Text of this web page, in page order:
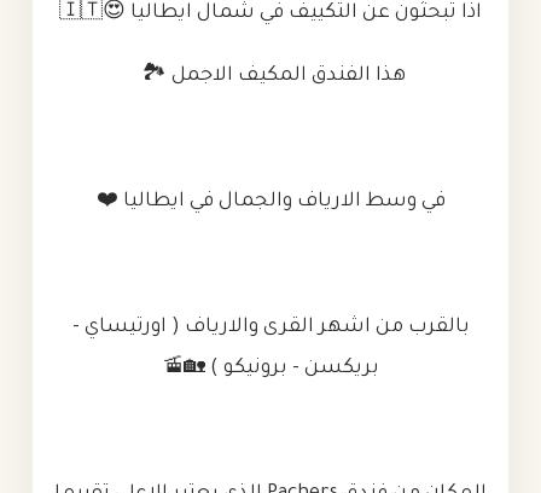
اذا تبحثون عن التكييف في شمال ايطاليا 😍🇮🇹
هذا الفندق المكيف الاجمل 🏞️
في وسط الارياف والجمال في ايطاليا ❤️
بالقرب من اشهر القرى والارياف ( اورتيساي -
بريكسن - برونيكو ) 🏡🚡